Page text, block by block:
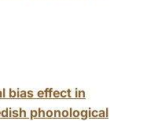
bias effect in
phonological